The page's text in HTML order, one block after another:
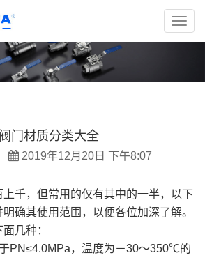
阀门材质分类大全
2019年12月20日 下午8:07
千，但常用的仅有其中的一半，以下
确其使用范围，以便各位加深了解。
几种：
PN≤4.0MPa，温度为－30～350℃的